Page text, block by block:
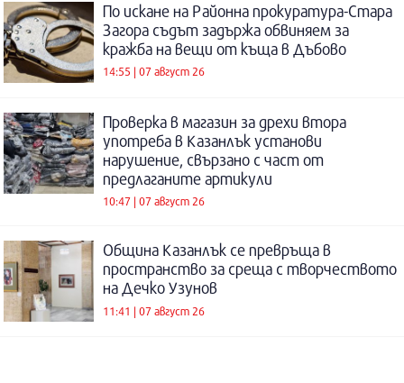
По искане на Районна прокуратура-Стара
Загора съдът задържа обвиняем за
кражба на вещи от къща в Дъбово
14:55 | 07 август 26
Проверка в магазин за дрехи втора
употреба в Казанлък установи
нарушение, свързано с част от
предлаганите артикули
10:47 | 07 август 26
Община Казанлък се превръща в
пространство за среща с творчеството
на Дечко Узунов
11:41 | 07 август 26